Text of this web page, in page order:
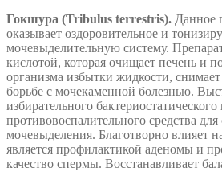
Гокшура (Tribulus terrestris). Данное
оказывает оздоровительное и
мочевыделительную систему.
кислотой, которая очищает печень и
организма избытки жидкости,
борьбе с мочекаменной болезнью.
избирательного бактериостатического
противовоспалительного средства
мочевыделения. Благотворно влияет
является профилактикой аденомы и
качество спермы. Восстанавливает